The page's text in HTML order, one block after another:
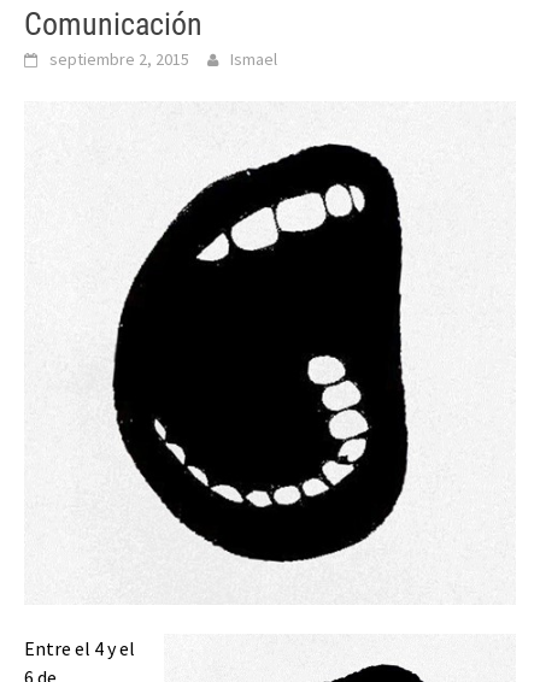
Comunicación
septiembre 2, 2015 Ismael
Entre el 4 y el
6 de